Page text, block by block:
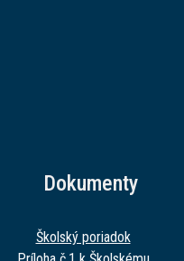
Dokumenty
Školský poriadok